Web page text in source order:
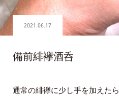
2021.06.17
備前緋襷酒呑
通常の緋襷に少し手を加えたら